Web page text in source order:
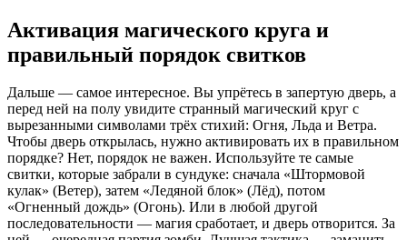
Активация магического круга и
правильный порядок свитков
Дальше — самое интересное. Вы упрётесь в запертую дверь, а
перед ней на полу увидите странный магический круг с
вырезанными символами трёх стихий: Огня, Льда и Ветра.
Чтобы дверь открылась, нужно активировать их в правильном
порядке? Нет, порядок не важен. Используйте те самые
свитки, которые забрали в сундуке: сначала «Штормовой
кулак» (Ветер), затем «Ледяной блок» (Лёд), потом
«Огненный дождь» (Огонь). Или в любой другой
последовательности — магия сработает, и дверь отворится. За